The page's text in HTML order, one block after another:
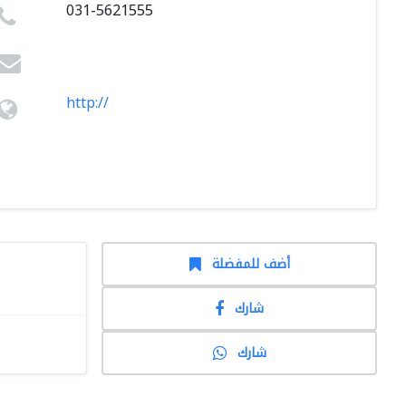
031-5621555
http://
أضف للمفضلة
شارك
شارك